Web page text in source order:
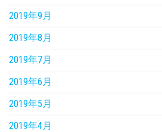
2019年9月
2019年8月
2019年7月
2019年6月
2019年5月
2019年4月